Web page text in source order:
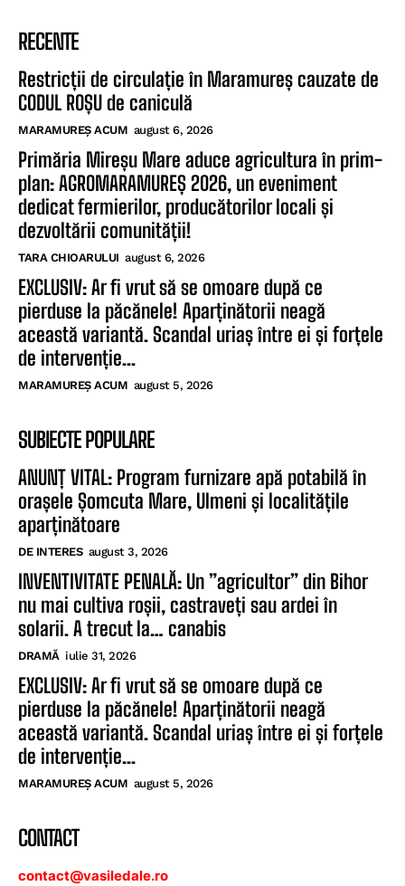
RECENTE
Restricții de circulație în Maramureș cauzate de
CODUL ROȘU de caniculă
MARAMUREȘ ACUM august 6, 2026
Primăria Mireșu Mare aduce agricultura în prim-
plan: AGROMARAMUREȘ 2026, un eveniment
dedicat fermierilor, producătorilor locali și
dezvoltării comunității!
TARA CHIOARULUI august 6, 2026
EXCLUSIV: Ar fi vrut să se omoare după ce
pierduse la păcănele! Aparținătorii neagă
această variantă. Scandal uriaș între ei și forțele
de intervenție...
MARAMUREȘ ACUM august 5, 2026
SUBIECTE POPULARE
ANUNȚ VITAL: Program furnizare apă potabilă în
orașele Șomcuta Mare, Ulmeni și localitățile
aparținătoare
DE INTERES august 3, 2026
INVENTIVITATE PENALĂ: Un ”agricultor” din Bihor
nu mai cultiva roșii, castraveți sau ardei în
solarii. A trecut la… canabis
DRAMĂ iulie 31, 2026
EXCLUSIV: Ar fi vrut să se omoare după ce
pierduse la păcănele! Aparținătorii neagă
această variantă. Scandal uriaș între ei și forțele
de intervenție...
MARAMUREȘ ACUM august 5, 2026
CONTACT
contact@vasiledale.ro